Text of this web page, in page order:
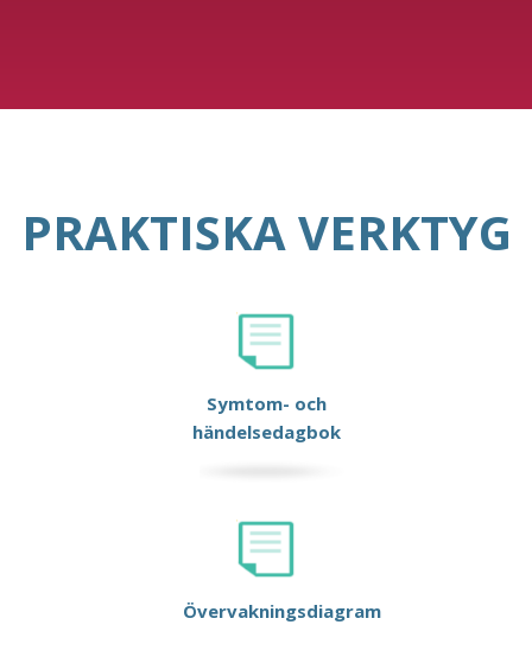
PRAKTISKA VERKTYG
Symtom- och
händelsedagbok
Övervakningsdiagram